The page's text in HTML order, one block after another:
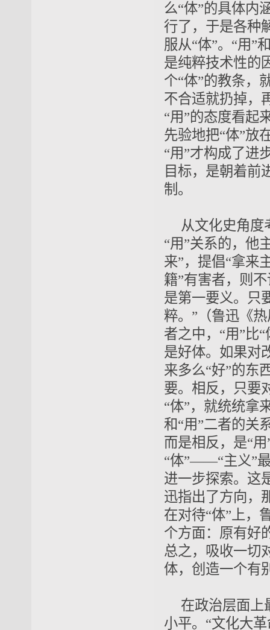
么“体”的具体内
行了，于是各种
服从“体”。“用”
是纯粹技术性的
个“体”的教条，
不合适就扔掉，
“用”的态度看起
先验地把“体”放
“用”才构成了进
目标，是朝着前
制 。
从文化史角度
“用”关系的，他
来”，提倡“拿来
籍”有害者，则
是第一要义。只
粹。”（鲁迅《
者之中， “用”比
是好体。 如果对
来多么“好”的东
要。相反，只要
“体”，就统统拿
和“用”二者的关
而是相反，是“
“体”——“主义”
进一步探索。这
迅指出了方向，
在对待“体”上，
个方面：原有好
总之，吸收一切
体，创造一个有
在政治层面
小平。“文化大